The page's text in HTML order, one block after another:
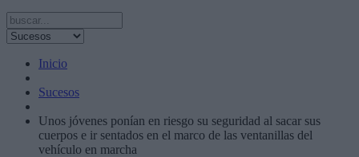
Inicio
Sucesos
Unos jóvenes ponían en riesgo su seguridad al sacar sus
cuerpos e ir sentados en el marco de las ventanillas del
vehículo en marcha